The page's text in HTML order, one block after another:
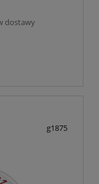
dostawy
g1875